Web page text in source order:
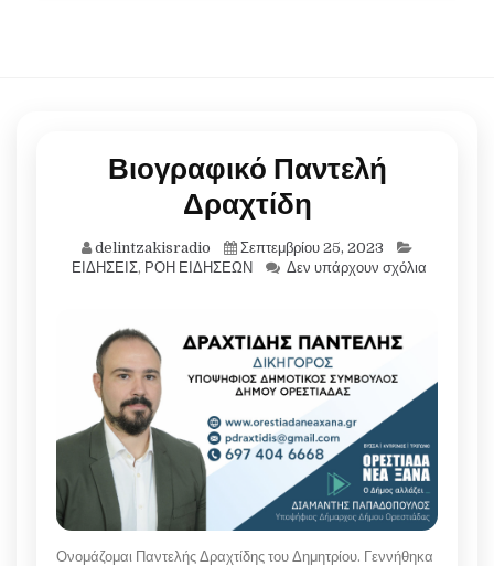
Βιογραφικό Παντελή
Δραχτίδη
delintzakisradio
Σεπτεμβρίου 25, 2023
ΕΙΔΗΣΕΙΣ, ΡΟΗ ΕΙΔΗΣΕΩΝ Δεν υπάρχουν σχόλια
Ονομάζομαι Παντελής Δραχτίδης του Δημητρίου. Γεννήθηκα